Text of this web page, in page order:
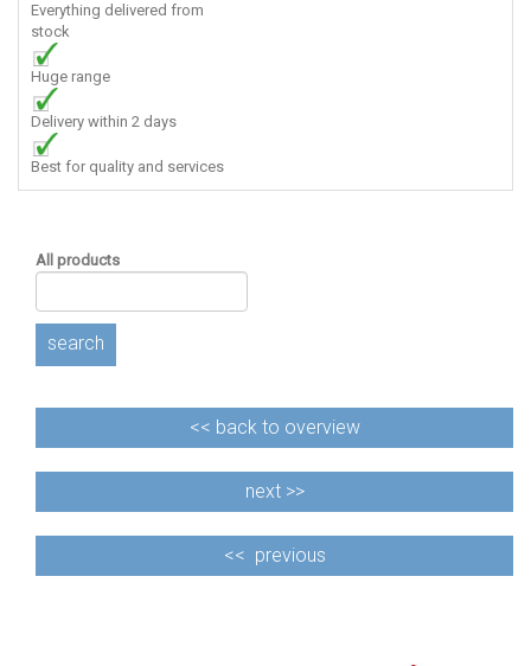
Everything delivered from
stock
Huge range
Delivery within 2 days
Best for quality and services
All products
search
<< back to overview
next >>
<< previous